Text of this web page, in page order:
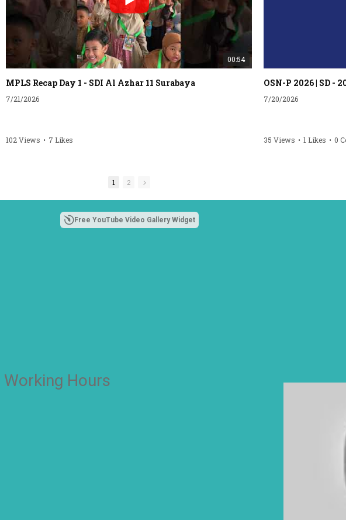
00:54
MPLS Recap Day 1 - SDI Al Azhar 11 Surabaya
7/21/2026
102 Views • 7 Likes
7/20/2026
35 Views • 1 Likes • 0
1 2
Free YouTube Video Gallery Widget
Working Hours